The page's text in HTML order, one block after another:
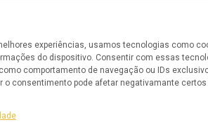
experiências, usamos tecnologias como
do dispositivo. Consentir com essas
comportamento de navegação ou IDs
o consentimento pode afetar negativamante
Todos os direitos reservados a